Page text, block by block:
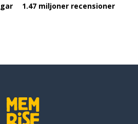
1.47 miljoner recensioner